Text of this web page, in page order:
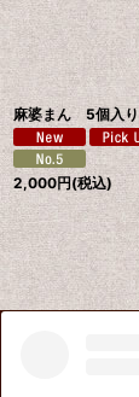
麻婆まん 5個入り
2,000円(税込)